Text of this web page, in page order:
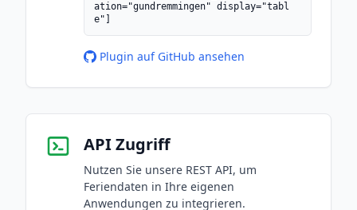
ation="gundremmingen" display="tabl
e"]
Plugin auf GitHub ansehen
API Zugriff
Nutzen Sie unsere REST API, um
Feriendaten in Ihre eigenen
Anwendungen zu integrieren.